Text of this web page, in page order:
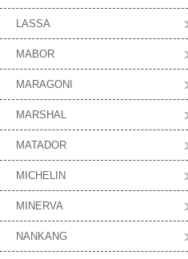
LASSA
MABOR
MARAGONI
MARSHAL
MATADOR
MICHELIN
MINERVA
NANKANG